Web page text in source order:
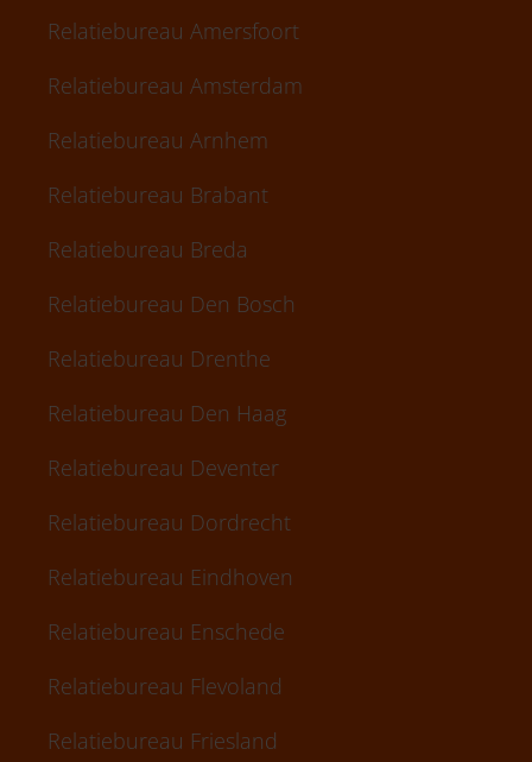
Relatiebureau Amersfoort
Relatiebureau Amsterdam
Relatiebureau Arnhem
Relatiebureau Brabant
Relatiebureau Breda
Relatiebureau Den Bosch
Relatiebureau Drenthe
Relatiebureau Den Haag
Relatiebureau Deventer
Relatiebureau Dordrecht
Relatiebureau Eindhoven
Relatiebureau Enschede
Relatiebureau Flevoland
Relatiebureau Friesland